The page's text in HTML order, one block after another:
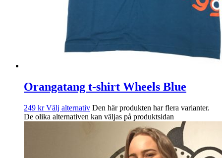
Orangatang t-shirt Wheels Blue
249 kr Välj alternativ Den här produkten har flera varianter.
De olika alternativen kan väljas på produktsidan